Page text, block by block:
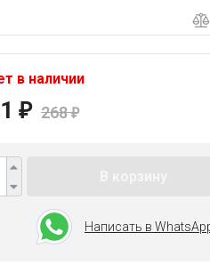
в наличии
₽ 268₽
Написать в